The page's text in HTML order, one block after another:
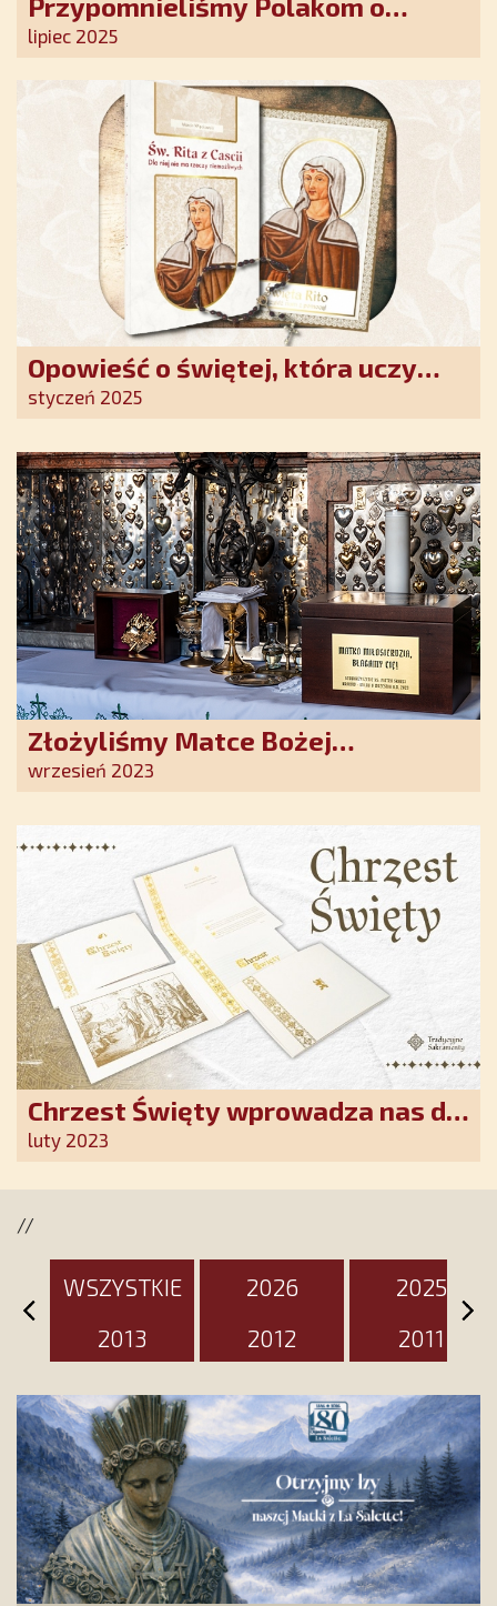
obecności Anioła Stróża!
lipiec 2025
Opowieść o świętej, która uczy
szczerego oddania się Bogu.
nadziei w XXI wieku
styczeń 2025
Złożyliśmy Matce Bożej
Ostrobramskiej pozłacane wotum
wrzesień 2023
Chrzest Święty wprowadza nas do
wspólnoty Kościoła. Nasz pakiet
luty 2023
//
WSZYSTKIE 2026
2025
2013
2012 2011